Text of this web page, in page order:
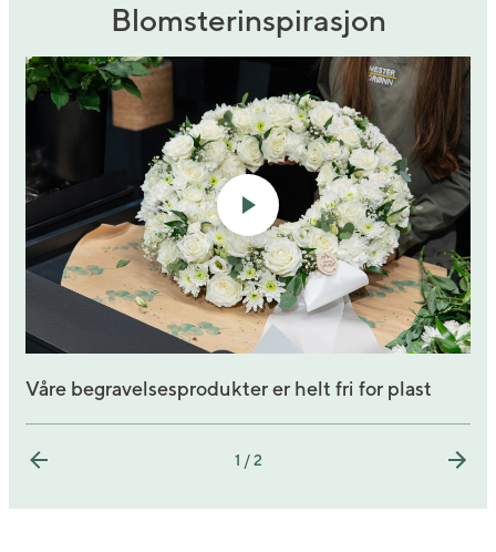
Blomsterinspirasjon
Våre begravelsesprodukter er helt fri for plast
1 / 2